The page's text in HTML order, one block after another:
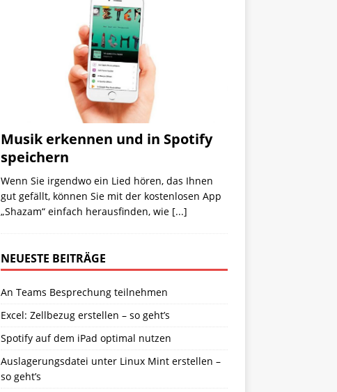
Musik erkennen und in Spotify
speichern
Wenn Sie irgendwo ein Lied hören, das Ihnen
gut gefällt, können Sie mit der kostenlosen App
„Shazam“ einfach herausfinden, wie [...]
NEUESTE BEITRÄGE
An Teams Besprechung teilnehmen
Excel: Zellbezug erstellen – so geht’s
Spotify auf dem iPad optimal nutzen
Auslagerungsdatei unter Linux Mint erstellen –
so geht’s